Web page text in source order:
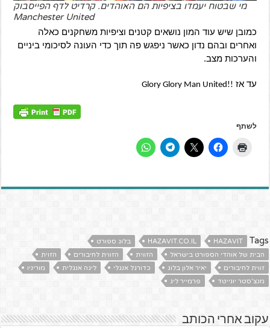
מי שבטוח יעמדו בציפיות הם האוהדים. קרדיט לדף הפייסבוק
Manchester United
כמובן שיש עוד המון נושאים קטנים וציפיות משחקנים כאלה
ואחרים ובהם נדון כאשר ניפגש פה תוך כדי העונה לסיכומי ביניים
והערכות מצב.
עד אז Glory Glory Man United!!
לשתף
Tags
HAZAVIT
HAZAVIT.CO.IL
בלוג ספורט
הבית של אוהדי הספורט בישראל
הזווית הזווית לחיבורים
הזוית
זווית לחיבורים
יאיר אלון בלוג כדורגל אנגלי ליגה אנגלית
מוריניו
מנצ'סטר יונייטד
פרמייר ליג
עקוב אחרי הכותב